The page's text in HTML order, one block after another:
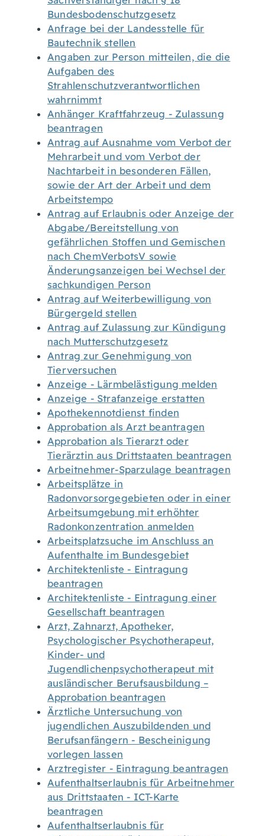
Bundesbodenschutzgesetz
Anfrage bei der Landesstelle für
Bautechnik stellen
Angaben zur Person mitteilen, die die
Aufgaben des
Strahlenschutzverantwortlichen
wahrnimmt
Anhänger Kraftfahrzeug - Zulassung
beantragen
Antrag auf Ausnahme vom Verbot der
Mehrarbeit und vom Verbot der
Nachtarbeit in besonderen Fällen,
sowie der Art der Arbeit und dem
Arbeitstempo
Antrag auf Erlaubnis oder Anzeige der
Abgabe/Bereitstellung von
gefährlichen Stoffen und Gemischen
nach ChemVerbotsV sowie
Änderungsanzeigen bei Wechsel der
sachkundigen Person
Antrag auf Weiterbewilligung von
Bürgergeld stellen
Antrag auf Zulassung zur Kündigung
nach Mutterschutzgesetz
Antrag zur Genehmigung von
Tierversuchen
Anzeige - Lärmbelästigung melden
Anzeige - Strafanzeige erstatten
Apothekennotdienst finden
Approbation als Arzt beantragen
Approbation als Tierarzt oder
Tierärztin aus Drittstaaten beantragen
Arbeitnehmer-Sparzulage beantragen
Arbeitsplätze in
Radonvorsorgegebieten oder in einer
Arbeitsumgebung mit erhöhter
Radonkonzentration anmelden
Arbeitsplatzsuche im Anschluss an
Aufenthalte im Bundesgebiet
Architektenliste - Eintragung
beantragen
Architektenliste - Eintragung einer
Gesellschaft beantragen
Arzt, Zahnarzt, Apotheker,
Psychologischer Psychotherapeut,
Kinder- und
Jugendlichenpsychotherapeut mit
ausländischer Berufsausbildung –
Approbation beantragen
Ärztliche Untersuchung von
jugendlichen Auszubildenden und
Berufsanfängern - Bescheinigung
vorlegen lassen
Arztregister - Eintragung beantragen
Aufenthaltserlaubnis für Arbeitnehmer
aus Drittstaaten - ICT-Karte
beantragen
Aufenthaltserlaubnis für